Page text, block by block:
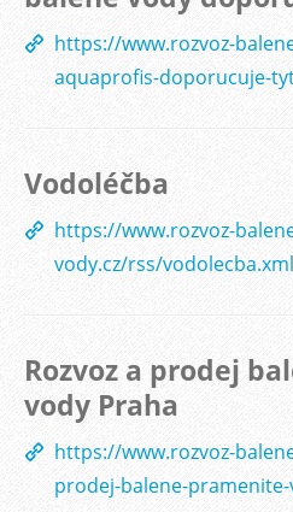
https://www.rozvoz-
aquaprofis-doporucuje-
Vodoléčba
https://www.rozvoz-
vody.cz/rss/vodolecba.xml
Rozvoz a prodej
vody Praha
https://www.rozvoz-
prodej-balene-